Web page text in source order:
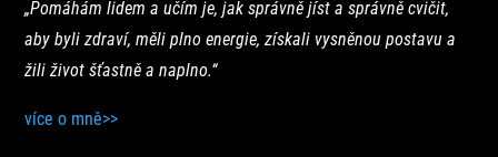
„Pomáhám lidem a učím je, jak správně jíst a správně cvičit,
aby byli zdraví, měli plno energie, získali vysněnou postavu a
žili život šťastně a naplno.“
více o mně>>